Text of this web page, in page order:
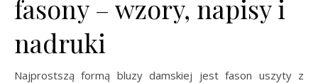
fasony – wzory, napisy i
nadruki
Najprostszą formą bluzy damskiej jest fason uszyty z